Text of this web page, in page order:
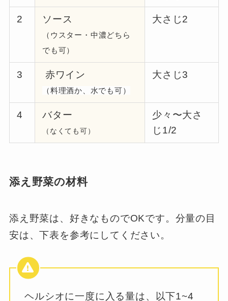
2 ソース
（ウスター・中濃どちら
でも可）
大さじ2
3 赤ワイン
（料理酒か、水でも可）
大さじ3
4 バター
（なくても可）
少々〜大さ
じ1/2
添え野菜の材料
添え野菜は、好きなものでOKです。分量の目
安は、下表を参考にしてください。
ヘルシオに一度に入る量は、以下1~4